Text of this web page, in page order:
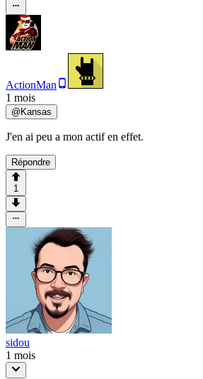
ActionMan
1 mois
@Kansas
J'en ai peu a mon actif en effet.
Répondre
1
sidou
1 mois